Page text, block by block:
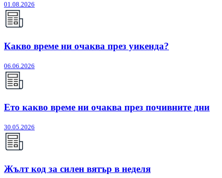
01.08.2026
Какво време ни очаква през уикенда?
06.06.2026
Ето какво време ни очаква през почивните дни
30.05.2026
Жълт код за силен вятър в неделя